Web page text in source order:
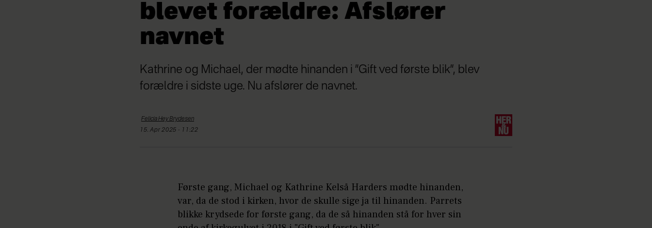
blevet forældre: Afslører
navnet
Kathrine og Michael, der mødte hinanden i ”Gift ved første blik”, blev
forældre i sidste uge. Nu afslører de navnet.
Felicia HeyBrydesen
15. Apr 2025 - 11:22
Første gang, Michael og Kathrine Kelså Harders mødte hinanden,
var, da de stod i kirken, hvor de skulle sige ja til hinanden. Parrets
blikke krydsede for første gang, da de så hinanden stå for hver sin